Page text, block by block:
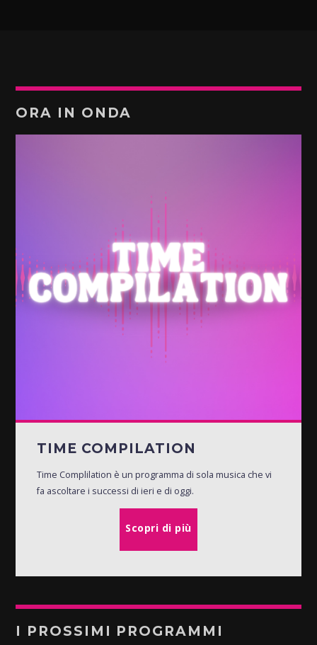
ORA IN ONDA
TIME COMPILATION
Time Complilation è un programma di sola musica che vi
fa ascoltare i successi di ieri e di oggi.
Scopri di più
I PROSSIMI PROGRAMMI